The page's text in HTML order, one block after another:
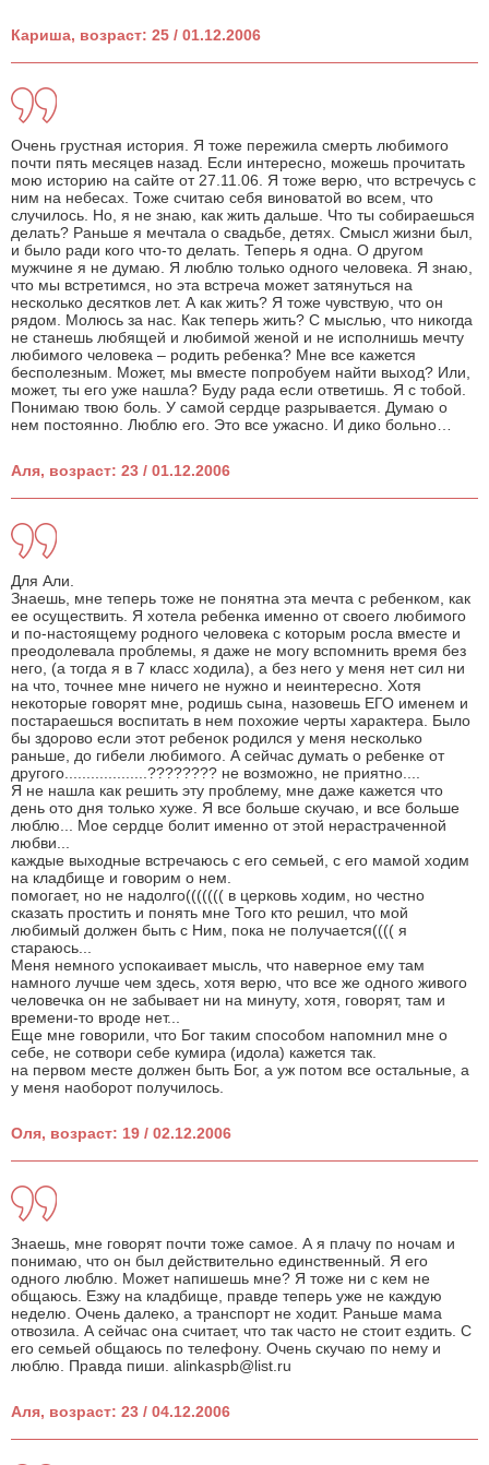
Кариша, возраст: 25 / 01.12.2006
Очень грустная история. Я тоже пережила смерть любимого
почти пять месяцев назад. Если интересно, можешь прочитать
мою историю на сайте от 27.11.06. Я тоже верю, что встречусь с
ним на небесах. Тоже считаю себя виноватой во всем, что
случилось. Но, я не знаю, как жить дальше. Что ты собираешься
делать? Раньше я мечтала о свадьбе, детях. Смысл жизни был,
и было ради кого что-то делать. Теперь я одна. О другом
мужчине я не думаю. Я люблю только одного человека. Я знаю,
что мы встретимся, но эта встреча может затянуться на
несколько десятков лет. А как жить? Я тоже чувствую, что он
рядом. Молюсь за нас. Как теперь жить? С мыслью, что никогда
не станешь любящей и любимой женой и не исполнишь мечту
любимого человека – родить ребенка? Мне все кажется
бесполезным. Может, мы вместе попробуем найти выход? Или,
может, ты его уже нашла? Буду рада если ответишь. Я с тобой.
Понимаю твою боль. У самой сердце разрывается. Думаю о
нем постоянно. Люблю его. Это все ужасно. И дико больно…
Аля, возраст: 23 / 01.12.2006
Для Али.
Знаешь, мне теперь тоже не понятна эта мечта с ребенком, как
ее осуществить. Я хотела ребенка именно от своего любимого
и по-настоящему родного человека с которым росла вместе и
преодолевала проблемы, я даже не могу вспомнить время без
него, (а тогда я в 7 класс ходила), а без него у меня нет сил ни
на что, точнее мне ничего не нужно и неинтересно. Хотя
некоторые говорят мне, родишь сына, назовешь ЕГО именем и
постараешься воспитать в нем похожие черты характера. Было
бы здорово если этот ребенок родился у меня несколько
раньше, до гибели любимого. А сейчас думать о ребенке от
другого...................???????? не возможно, не приятно....
Я не нашла как решить эту проблему, мне даже кажется что
день ото дня только хуже. Я все больше скучаю, и все больше
люблю... Мое сердце болит именно от этой нерастраченной
любви...
каждые выходные встречаюсь с его семьей, с его мамой ходим
на кладбище и говорим о нем.
помогает, но не надолго((((((( в церковь ходим, но честно
сказать простить и понять мне Того кто решил, что мой
любимый должен быть с Ним, пока не получается(((( я
стараюсь...
Меня немного успокаивает мысль, что наверное ему там
намного лучше чем здесь, хотя верю, что все же одного живого
человечка он не забывает ни на минуту, хотя, говорят, там и
времени-то вроде нет...
Еще мне говорили, что Бог таким способом напомнил мне о
себе, не сотвори себе кумира (идола) кажется так.
на первом месте должен быть Бог, а уж потом все остальные, а
у меня наоборот получилось.
Оля, возраст: 19 / 02.12.2006
Знаешь, мне говорят почти тоже самое. А я плачу по ночам и
понимаю, что он был действительно единственный. Я его
одного люблю. Может напишешь мне? Я тоже ни с кем не
общаюсь. Езжу на кладбище, правде теперь уже не каждую
неделю. Очень далеко, а транспорт не ходит. Раньше мама
отвозила. А сейчас она считает, что так часто не стоит ездить. С
его семьей общаюсь по телефону. Очень скучаю по нему и
люблю. Правда пиши. alinkaspb@list.ru
Аля, возраст: 23 / 04.12.2006